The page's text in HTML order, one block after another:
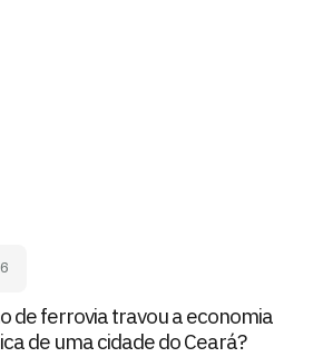
de ferrovia travou a economia
de uma cidade do Ceará?